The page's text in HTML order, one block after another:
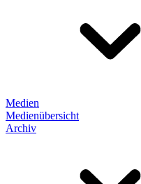
Medien
Medienübersicht
Archiv